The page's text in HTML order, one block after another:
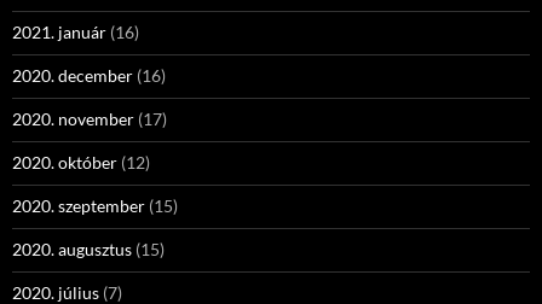
2021. január (16)
2020. december (16)
2020. november (17)
2020. október (12)
2020. szeptember (15)
2020. augusztus (15)
2020. július (7)